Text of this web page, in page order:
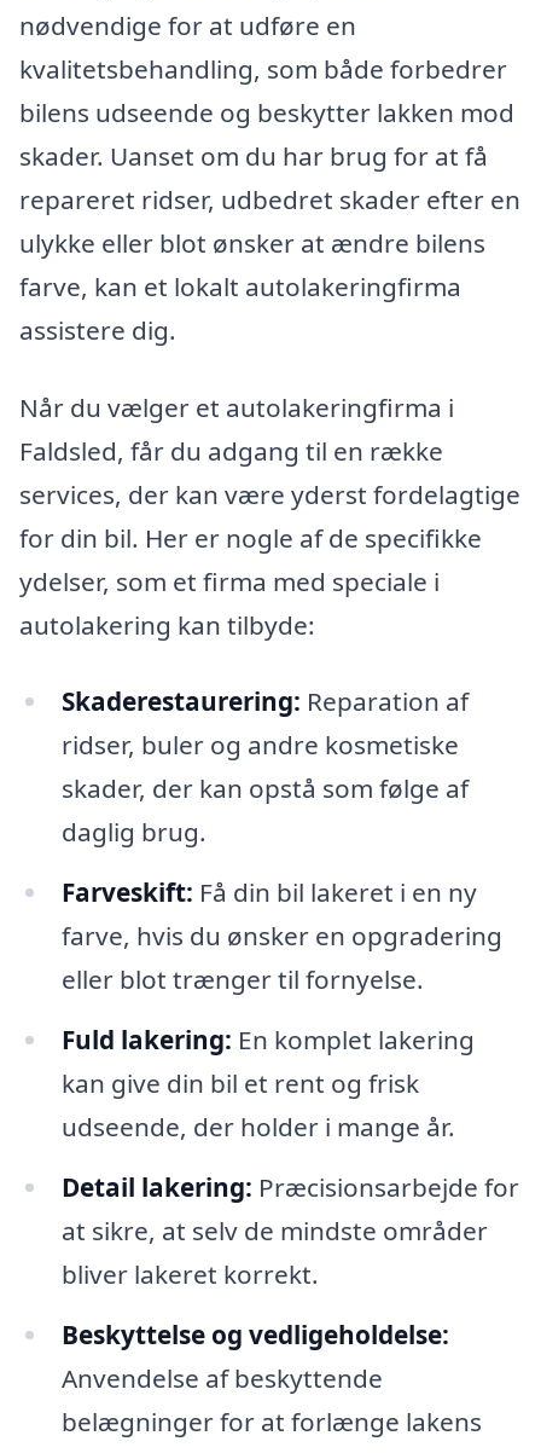
nødvendige for at udføre en
kvalitetsbehandling, som både forbedrer
bilens udseende og beskytter lakken mod
skader. Uanset om du har brug for at få
repareret ridser, udbedret skader efter en
ulykke eller blot ønsker at ændre bilens
farve, kan et lokalt autolakeringfirma
assistere dig.
Når du vælger et autolakeringfirma i
Faldsled, får du adgang til en række
services, der kan være yderst fordelagtige
for din bil. Her er nogle af de specifikke
ydelser, som et firma med speciale i
autolakering kan tilbyde:
Skaderestaurering: Reparation af
ridser, buler og andre kosmetiske
skader, der kan opstå som følge af
daglig brug.
Farveskift: Få din bil lakeret i en ny
farve, hvis du ønsker en opgradering
eller blot trænger til fornyelse.
Fuld lakering: En komplet lakering
kan give din bil et rent og frisk
udseende, der holder i mange år.
Detail lakering: Præcisionsarbejde for
at sikre, at selv de mindste områder
bliver lakeret korrekt.
Beskyttelse og vedligeholdelse:
Anvendelse af beskyttende
belægninger for at forlænge lakens